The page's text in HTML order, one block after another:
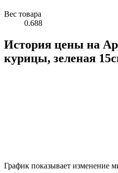
Вес товара
0.688
История цены на
курицы, зеленая
График показывает изменение